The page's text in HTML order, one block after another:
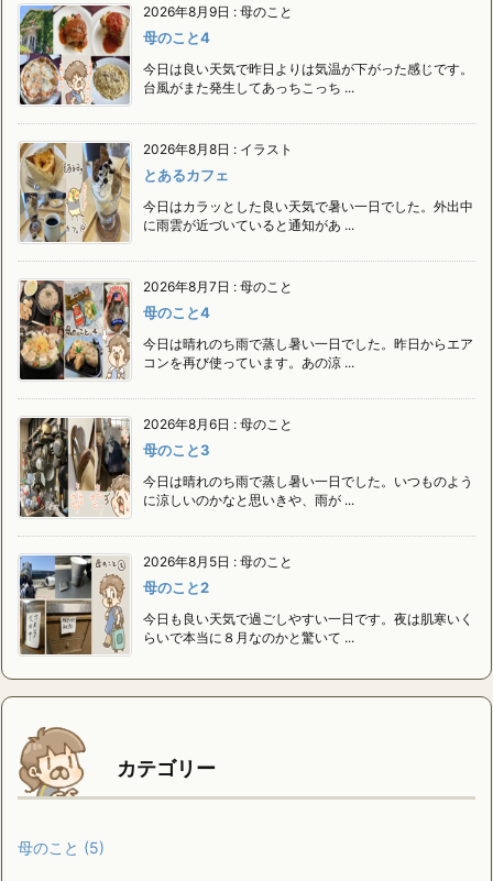
2026年8月9日 : 母のこと
母のこと4
今日は良い天気で昨日よりは気温が下がった感じです。
台風がまた発生してあっちこっち ...
2026年8月8日 : イラスト
とあるカフェ
今日はカラッとした良い天気で暑い一日でした。外出中
に雨雲が近づいていると通知があ ...
2026年8月7日 : 母のこと
母のこと4
今日は晴れのち雨で蒸し暑い一日でした。昨日からエア
コンを再び使っています。あの涼 ...
2026年8月6日 : 母のこと
母のこと3
今日は晴れのち雨で蒸し暑い一日でした。いつものよう
に涼しいのかなと思いきや、雨が ...
2026年8月5日 : 母のこと
母のこと2
今日も良い天気で過ごしやすい一日です。夜は肌寒いく
らいで本当に８月なのかと驚いて ...
カテゴリー
母のこと (5)